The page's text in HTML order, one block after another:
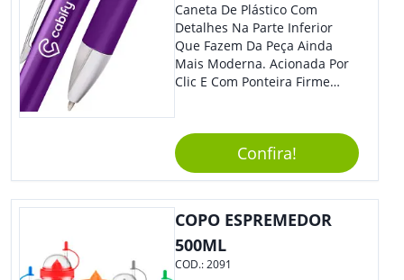
Caneta De Plástico Com
Detalhes Na Parte Inferior
Que Fazem Da Peça Ainda
Mais Moderna. Acionada Por
Clic E Com Ponteira Firme
Confira!
COPO ESPREMEDOR
500ML
COD.:2091